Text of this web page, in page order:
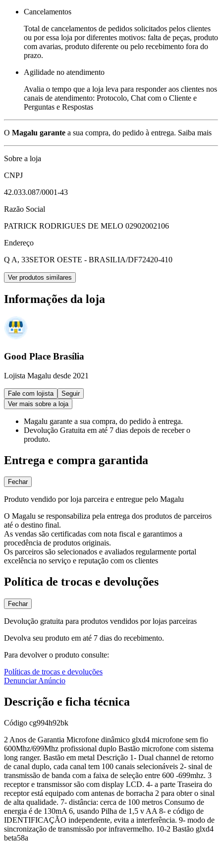
Cancelamentos
Total de cancelamentos de pedidos solicitados pelos clientes
ou por essa loja por diferentes motivos: falta de peças, produto
com avarias, produto diferente ou pelo recebimento fora do
prazo.
Agilidade no atendimento
Avalia o tempo que a loja leva para responder aos clientes nos
canais de atendimento: Protocolo, Chat com o Cliente e
Perguntas e Respostas
O Magalu garante a sua compra, do pedido à entrega. Saiba mais
Sobre a loja
CNPJ
42.033.087/0001-43
Razão Social
PATRICK RODRIGUES DE MELO 02902002106
Endereço
Q A, 33SETOR OESTE - BRASILIA/DF72420-410
Ver produtos similares
Informações da loja
Good Place Brasília
Lojista Magalu desde 2021
Fale com lojista
Seguir
Ver mais sobre a loja
Magalu garante a sua compra, do pedido à entrega.
Devolução Gratuita em até 7 dias depois de receber o
produto.
Entrega e compra garantida
Fechar
Produto vendido por loja parceira e entregue pelo Magalu
O Magalu se responsabiliza pela entrega dos produtos de parceiros
até o destino final.
As vendas são certificadas com nota fiscal e garantimos a
procedência de produtos originais.
Os parceiros são selecionados e avaliados regularmente portal
excelência no serviço e reputação com os clientes
Política de trocas e devoluções
Fechar
Devolução gratuita para produtos vendidos por lojas parceiras
Devolva seu produto em até 7 dias do recebimento.
Para devolver o produto consulte:
Políticas de trocas e devoluções
Denunciar Anúncio
Descrição e ficha técnica
Código cg994h92bk
2 Anos de Garantia Microfone dinâmico glxd4 microfone sem fio
600Mhz/699Mhz profissional duplo Bastão microfone com sistema
long ranger. Bastão em metal Descrição 1- Dual channel de retorno
de canal duplo, cada canal tem 100 canais selecionáveis 2- sinal de
transmissão de banda com a faixa de seleção entre 600 -699mhz. 3
receptor e transmissor são com display LCD. 4- a parte Traseira do
receptor está equipado com antenas de borracha 2 para obter o sinal
de alta qualidade. 7- distância: cerca de 100 metros Consumo de
energia é de 130mA 6, usando Pilha de 1,5 v AA 8- e código de
IDENTIFICAÇÃO independente, evita a interferência. 9- modo de
sincronização de transmissão por infravermelho. 10-2 Bastão glxd4
beta58a